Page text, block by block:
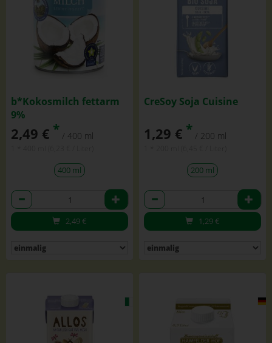
b*Kokosmilch fettarm
9%
2,49 € * / 400 ml
400 ml
Anzahl
2,49€
CreSoy Soja Cuisine
1,29 € * / 200 ml
200 ml
Anzahl
1,29€